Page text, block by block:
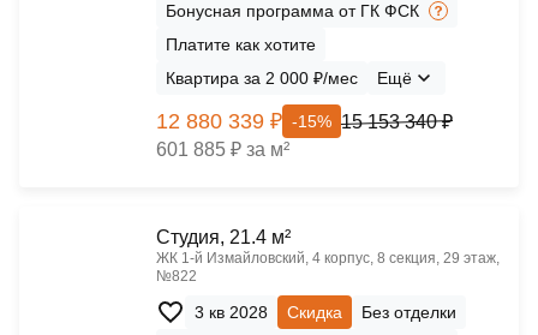
Бонусная программа от ГК ФСК
Платите как хотите
Квартира за 2 000 ₽/мес
Ещё
12 880 339 ₽ -15% 15 153 340 ₽
601 885 ₽ за м²
Cтудия, 21.4 м²
ЖК 1‑й Измайловский, 4 корпус, 8 секция, 29 этаж,
№822
3 кв 2028 Скидка
Без отделки